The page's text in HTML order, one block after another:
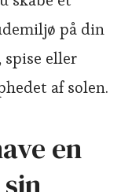
på din
spise eller
af solen.
en